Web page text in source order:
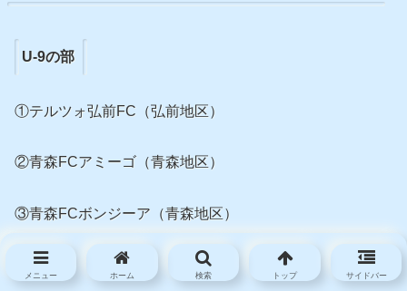
U-9の部
①テルツォ弘前FC（弘前地区）
②青森FCアミーゴ（青森地区）
③青森FCボンジーア（青森地区）
④AC弘前（弘前地区）
メニュー ホーム 検索 トップ サイドバー